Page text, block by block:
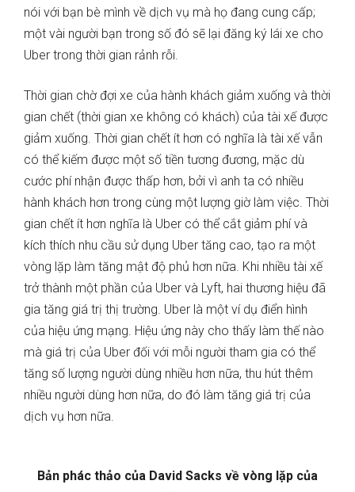
nói với bạn bè mình về dịch vụ mà họ đang cung cấp;
một vài người bạn trong số đó sẽ lại đăng ký lái xe cho
Uber trong thời gian rảnh rỗi.
Thời gian chờ đợi xe của hành khách giảm xuống và thời
gian chết (thời gian xe không có khách) của tài xế được
giảm xuống. Thời gian chết ít hơn có nghĩa là tài xế vẫn
có thể kiếm được một số tiền tương đương, mặc dù
cước phí nhận được thấp hơn, bởi vì anh ta có nhiều
hành khách hơn trong cùng một lượng giờ làm việc. Thời
gian chết ít hơn nghĩa là Uber có thể cắt giảm phí và
kích thích nhu cầu sử dụng Uber tăng cao, tạo ra một
vòng lặp làm tăng mật độ phủ hơn nữa. Khi nhiều tài xế
trở thành một phần của Uber và Lyft, hai thương hiệu đã
gia tăng giá trị thị trường. Uber là một ví dụ điển hình
của hiệu ứng mạng. Hiệu ứng này cho thấy làm thế nào
mà giá trị của Uber đối với mỗi người tham gia có thể
tăng số lượng người dùng nhiều hơn nữa, thu hút thêm
nhiều người dùng hơn nữa, do đó làm tăng giá trị của
dịch vụ hơn nữa.
Bản phác thảo của David Sacks về vòng lặp của